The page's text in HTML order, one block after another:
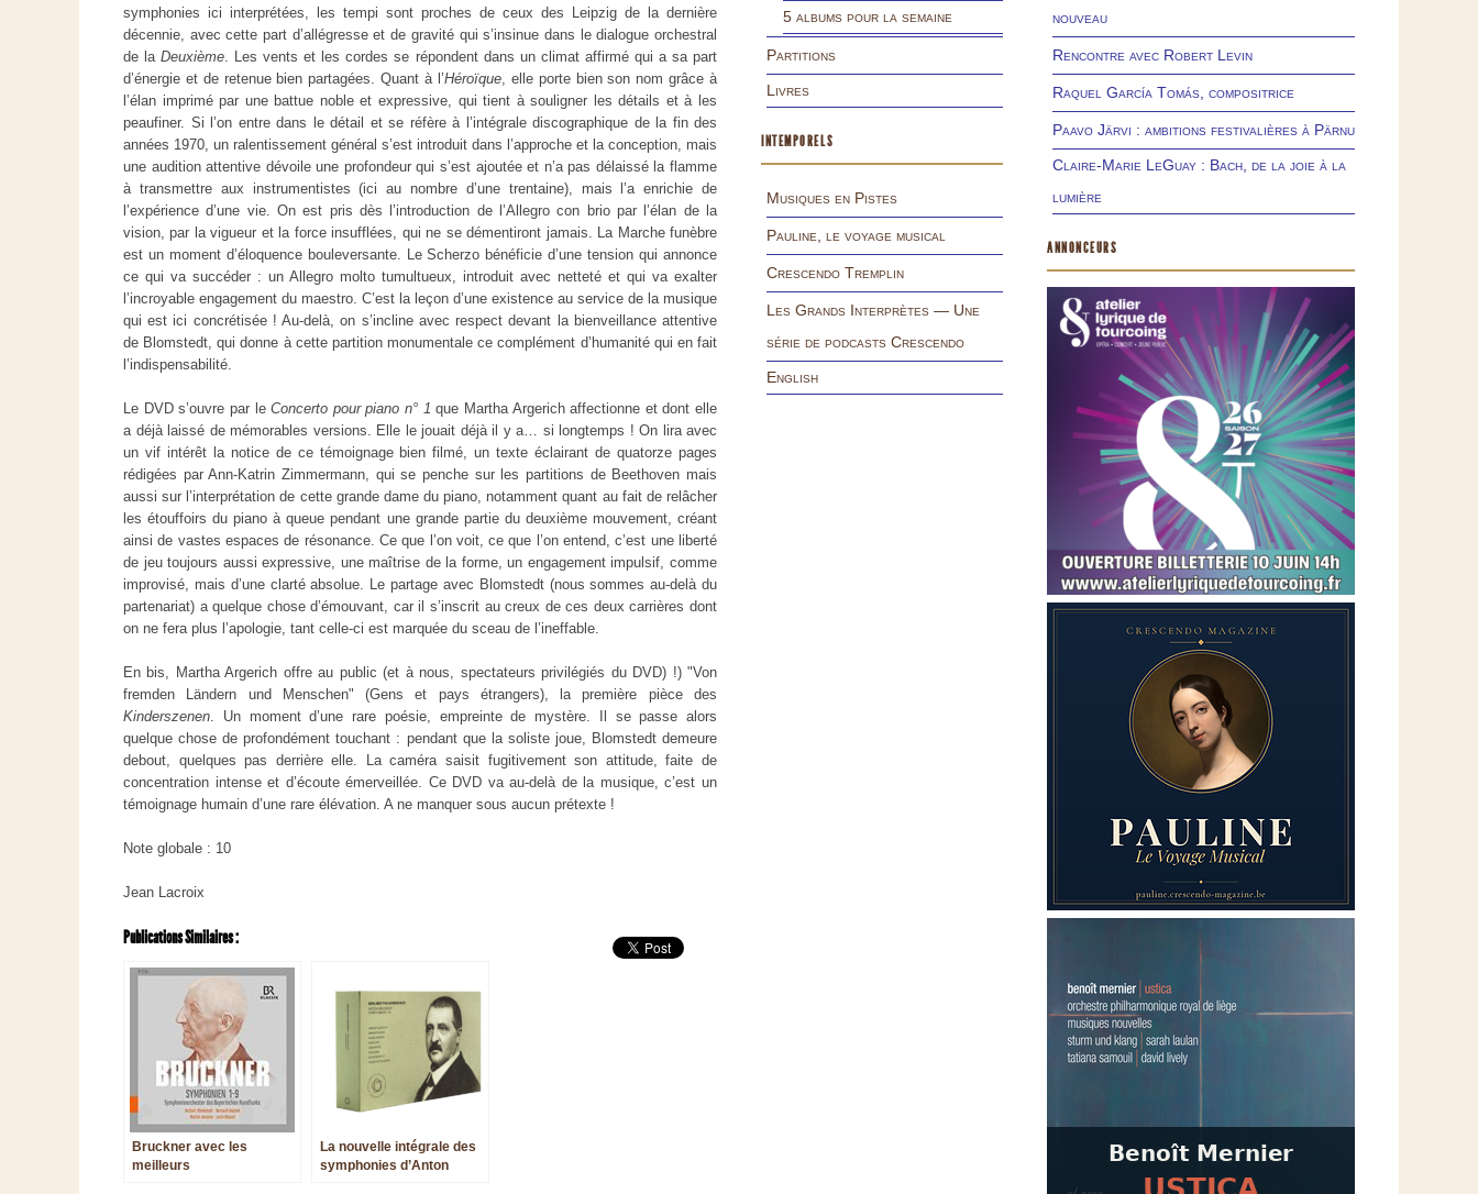
symphonies ici interprétées, les tempi sont proches de ceux des Leipzig de la dernière
décennie, avec cette part d’allégresse et de gravité qui s’insinue dans le dialogue orchestral
de laDeuxième. Les vents et les cordes se répondent dans un climat affirmé qui a sa part
d’énergie et de retenue bien partagées. Quant à l’Héroïque, elle porte bien son nom grâce à
l’élan imprimé par une battue noble et expressive, qui tient à souligner les détails et à les
peaufiner. Si l’on entre dans le détail et se réfère à l’intégrale discographique de la fin des
années 1970, un ralentissement général s’est introduit dans l’approche et la conception, mais
une audition attentive dévoile une profondeur qui s’est ajoutée et n’a pas délaissé la flamme
à transmettre aux instrumentistes (ici au nombre d’une trentaine), mais l’a enrichie de
l’expérience d’une vie. On est pris dès l’introduction de l’Allegro con brio par l’élan de la
vision, par la vigueur et la force insufflées, qui ne se démentiront jamais. La Marche funèbre
est un moment d’éloquence bouleversante. Le Scherzo bénéficie d’une tension qui annonce
ce qui va succéder : un Allegro molto tumultueux, introduit avec netteté et qui va exalter
l’incroyable engagement du maestro. C’est la leçon d’une existence au service de la musique
qui est ici concrétisée ! Au-delà, on s’incline avec respect devant la bienveillance attentive
de Blomstedt, qui donne à cette partition monumentale ce complément d’humanité qui en fait
l’indispensabilité.
Le DVD s’ouvre par leConcerto pour piano n° 1 que Martha Argerich affectionne et dont elle
a déjà laissé de mémorables versions. Elle le jouait déjà il y a… si longtemps ! On lira avec
un vif intérêt la notice de ce témoignage bien filmé, un texte éclairant de quatorze pages
rédigées par Ann-Katrin Zimmermann, qui se penche sur les partitions de Beethoven mais
aussi sur l’interprétation de cette grande dame du piano, notamment quant au fait de relâcher
les étouffoirs du piano à queue pendant une grande partie du deuxième mouvement, créant
ainsi de vastes espaces de résonance. Ce que l’on voit, ce que l’on entend, c’est une liberté
de jeu toujours aussi expressive, une maîtrise de la forme, un engagement impulsif, comme
improvisé, mais d’une clarté absolue. Le partage avec Blomstedt (nous sommes au-delà du
partenariat) a quelque chose d’émouvant, car il s’inscrit au creux de ces deux carrières dont
on ne fera plus l’apologie, tant celle-ci est marquée du sceau de l’ineffable.
En bis, Martha Argerich offre au public (et à nous, spectateurs privilégiés du DVD) !) "Von
fremden Ländern und Menschen" (Gens et pays étrangers), la première pièce des
Kinderszenen. Un moment d’une rare poésie, empreinte de mystère. Il se passe alors
quelque chose de profondément touchant : pendant que la soliste joue, Blomstedt demeure
debout, quelques pas derrière elle. La caméra saisit fugitivement son attitude, faite de
concentration intense et d’écoute émerveillée. Ce DVD va au-delà de la musique, c’est un
témoignage humain d’une rare élévation. A ne manquer sous aucun prétexte !
Note globale : 10
Jean Lacroix
Publications Similaires :
Bruckner avec les
meilleurs
La nouvelle intégrale des
symphonies d’Anton
5 albums pour la semaine
Partitions
Livres
INTEMPORELS
Musiques en Pistes
Pauline, le voyage musical
Crescendo Tremplin
Les Grands Interprètes — Une
série de podcasts Crescendo
English
nouveau
Rencontre avec Robert Levin
Raquel García Tomás, compositrice
Paavo Järvi : ambitions festivalières à Pärnu
Claire-Marie LeGuay : Bach, de la joie à la
lumière
ANNONCEURS